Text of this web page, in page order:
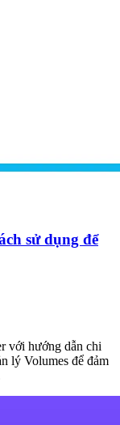
sử dụng để
với hướng dẫn chi
lý Volumes để đảm